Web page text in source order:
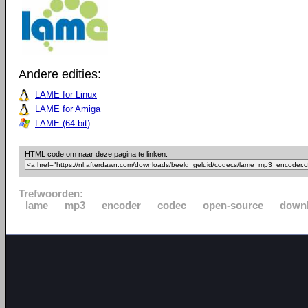
Andere edities:
LAME for Linux
LAME for Amiga
LAME (64-bit)
HTML code om naar deze pagina te linken:
Trefwoorden:
lame
mp3 encoder codec open-source